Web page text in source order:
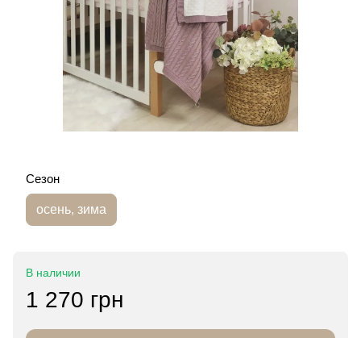
Сезон
осень, зима
В наличии
1 270 грн